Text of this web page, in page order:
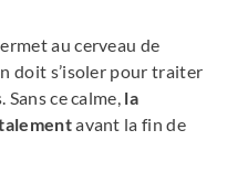
au cerveau de
doit s’isoler pour traiter
ce calme, la
avant la fin de